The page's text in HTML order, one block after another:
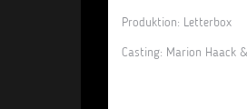
Produktion: Letterbox
Casting: Marion Haack